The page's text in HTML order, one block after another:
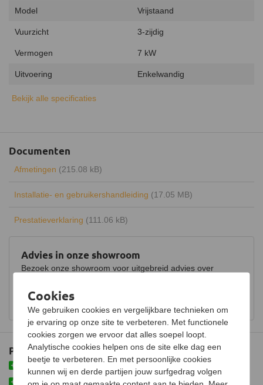
Plus- en minpunten
Met Air Wash-glasbeluchtingssysteem voor een schone ruit
Hoog rendement dankzij het unieke dubbel
Advies in onze showroom
Bezoek onze showroom voor uitgebreid advies over
Bekijk showroom en maak een afspraak
Model Vrijstaand
Vuurzicht 3-zijdig
Vermogen 7 kW
Uitvoering Enkelwandig
Type warmte
Luchtregelaar Ja, onder
Aansluiting
Doorsnede aansluiting 150 mm
Fijnstof per kubieke meter 21 mg
Gemiddelde CO emissie
Schoneruitsysteem
Luchttoevoeraansluiting
Aansluitbaar op CV
Afmetingen (B x D x H) 47 x 36 x 98 cm
Bekijk alle specificaties
Documenten
Afmetingen (215.08 kB)
Installatie- en gebruikershandleiding (17.05 MB)
Prestatieverklaring (111.06 kB)
Cookies
We gebruiken cookies en vergelijkbare technieken om
je ervaring op onze site te verbeteren. Met functionele
cookies zorgen we ervoor dat alles soepel loopt.
Analytische cookies helpen ons de site elke dag een
beetje te verbeteren. En met persoonlijke cookies
kunnen wij en derde partijen jouw surfgedrag volgen